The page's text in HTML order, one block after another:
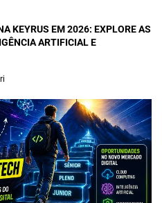
KEYRUS EM 2026: EXPLORE AS
ARTIFICIAL E